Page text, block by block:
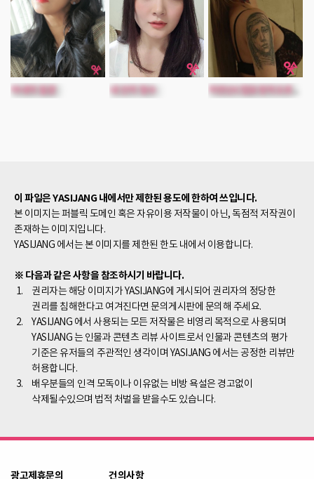
아내의 질문 내 안의 형수
이 파일은 YASIJANG 내에서만 제한된 용도에 한하여 쓰입니다.
본 이미지는 퍼블릭 도메인 혹은 자유이용 저작물이 아닌, 독점적 저작권이
존재하는 이미지입니다.
YASIJANG 에서는 본 이미지를 제한된 한도 내에서 이용합니다.
※ 다음과 같은 사항을 참조하시기 바랍니다.
권리자는 해당 이미지가 YASIJANG에 게시되어 권리자의 정당한
권리를 침해한다고 여겨진다면 문의게시판에 문의해 주세요.
YASIJANG 에서 사용되는 모든 저작물은 비영리 목적으로 사용되며
YASIJANG 는 인물과 콘텐츠 리뷰 사이트로서 인물과 콘텐츠의 평가
기준은 유저들의 주관적인 생각이며 YASIJANG 에서는 공정한 리뷰만
허용합니다.
배우분들의 인격 모독이나 이유없는 비방 욕설은 경고없이
삭제될수있으며 법적 처벌을 받을수도 있습니다.
광고제휴문의 건의사항